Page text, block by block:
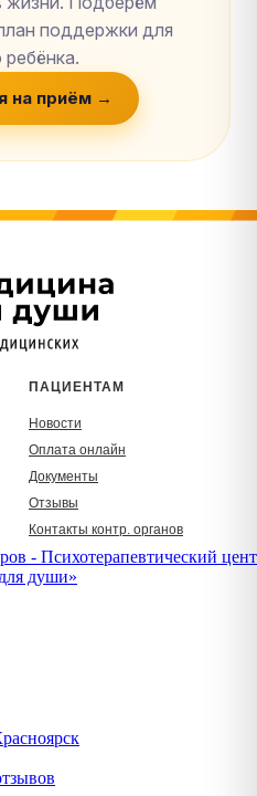
поддержки для
на приём →
ПАЦИЕНТАМ
Новости
Оплата онлайн
Документы
Отзывы
Контакты контр. органов